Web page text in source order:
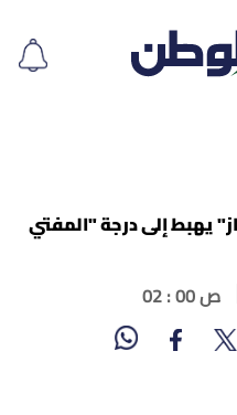
يهبط إلى درجة "المفتي
02 : 00 ص